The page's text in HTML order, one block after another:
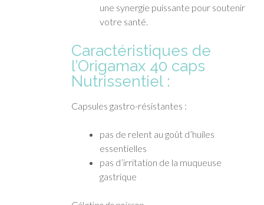
une synergie puissante pour soutenir
votre santé.
Caractéristiques de
l’Origamax 40 caps
Nutrissentiel :
Capsules gastro-résistantes :
pas de relent au goût d’huiles
essentielles
pas d’irritation de la muqueuse
gastrique